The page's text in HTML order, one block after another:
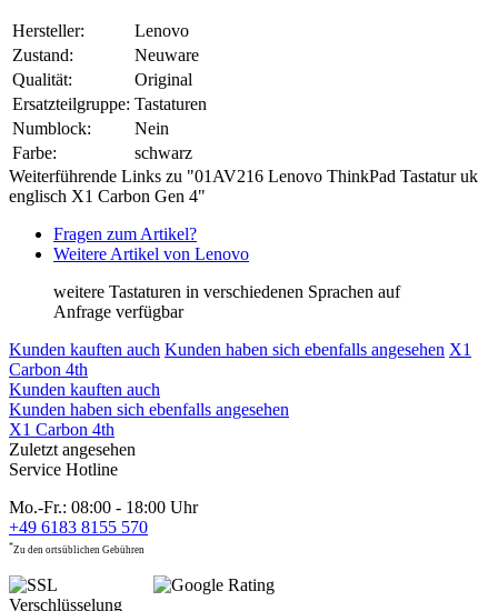
Hersteller:
Lenovo
Zustand:
Neuware
Qualität:
Original
Ersatzteilgruppe: Tastaturen
Numblock:
Nein
Farbe:
schwarz
Weiterführende Links zu "01AV216 Lenovo ThinkPad Tastatur uk
englisch X1 Carbon Gen 4"
Fragen zum Artikel?
Weitere Artikel von Lenovo
weitere Tastaturen in verschiedenen Sprachen auf
Anfrage verfügbar
Kunden kauften auch Kunden haben sich ebenfalls angesehen X1
Carbon 4th
Kunden kauften auch
Kunden haben sich ebenfalls angesehen
X1 Carbon 4th
Zuletzt angesehen
Service Hotline
Mo.-Fr.: 08:00 - 18:00 Uhr
+49 6183 8155 570
*Zu den ortsüblichen Gebühren